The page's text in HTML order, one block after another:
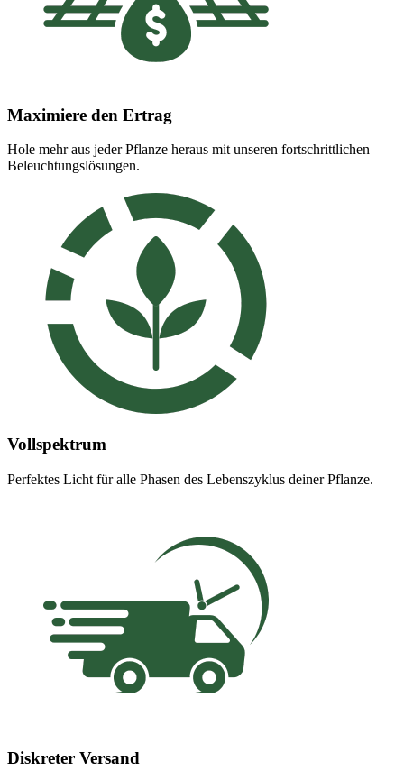
Maximiere den Ertrag
Hole mehr aus jeder Pflanze heraus mit unseren fortschrittlichen
Beleuchtungslösungen.
Vollspektrum
Perfektes Licht für alle Phasen des Lebenszyklus deiner Pflanze.
Diskreter Versand